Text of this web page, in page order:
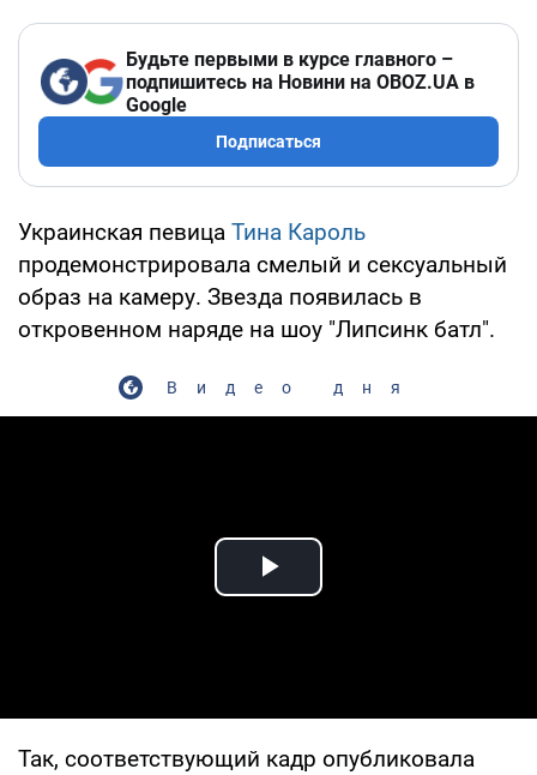
Будьте первыми в курсе главного –
подпишитесь на Новини на OBOZ.UA в
Google
Подписаться
Украинская певица Тина Кароль
продемонстрировала смелый и сексуальный
образ на камеру. Звезда появилась в
откровенном наряде на шоу "Липсинк батл".
Видео дня
Play Video
Так, соответствующий кадр опубликовала